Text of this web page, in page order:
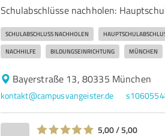
Schulabschlüsse nachholen:
SCHULABSCHLUSS NACHHOLEN
NACHHILFE BILDUNGSEINRICHTUNG MÜNCHEN
Bayerstraße 13, 80335 München
kontakt@campusvangeister.de
5,00 / 5,00